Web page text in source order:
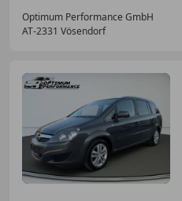
Optimum Performance GmbH
AT-2331 Vösendorf